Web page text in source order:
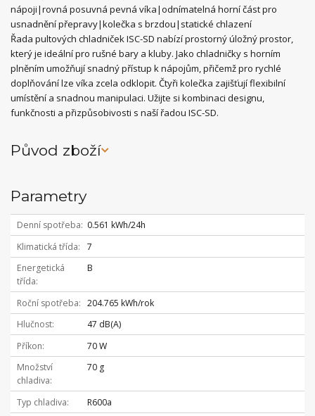
nápoji|rovná posuvná pevná víka|odnímatelná horní část pro
usnadnění přepravy|kolečka s brzdou|statické chlazení
Řada pultových chladniček ISC-SD nabízí prostorný úložný prostor,
který je ideální pro rušné bary a kluby. Jako chladničky s horním
plněním umožňují snadný přístup k nápojům, přičemž pro rychlé
doplňování lze víka zcela odklopit. Čtyři kolečka zajišťují flexibilní
umístění a snadnou manipulaci. Užijte si kombinaci designu,
funkčnosti a přizpůsobivosti s naší řadou ISC-SD.
Původ zboží
Parametry
Denní spotřeba
0.561 kWh/24h
Klimatická třída
7
Energetická
třída
B
Roční spotřeba
204.765 kWh/rok
Hlučnost
47 dB(A)
Příkon
70 W
Množství
chladiva
70 g
Typ chladiva R600a